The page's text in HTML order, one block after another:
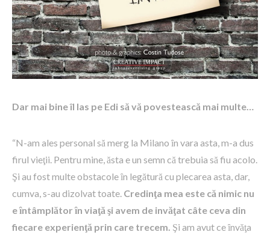
Dar mai bine îl las pe Edi să vă povestească mai multe…
“N-am ales personal să merg la Milano ȋn vara asta, m-a dus
firul vieţii. Pentru mine, ăsta e un semn că trebuia să fiu acolo.
Şi au fost multe obstacole ȋn legătură cu plecarea asta, dar,
cumva, s-au dizolvat toate. Credinţa mea este că nimic nu
e ȋntâmplător ȋn viaţă şi avem de invăţat câte ceva din
fiecare experienţă prin care trecem. Şi am avut ce ȋnvăţa